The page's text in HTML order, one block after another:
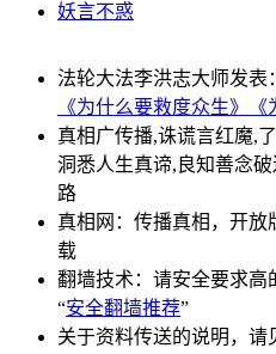
妖言不惑
法轮大法李洪志大师发表：
《为什么要救度众生》
真相广传播,诛谎言红魔,
洞悉人生真谛,良知善念
路
真相网：传播真相，开
载
翻墙技术：请安全要求高
“安全翻墙推荐”
关于资料传送的说明，请